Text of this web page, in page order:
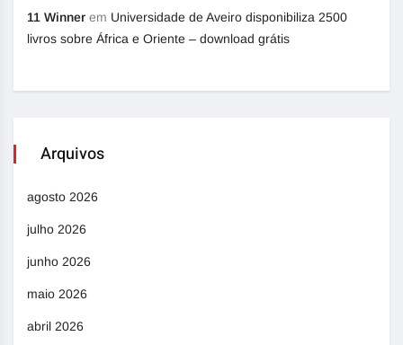
11 Winner em Universidade de Aveiro disponibiliza 2500
livros sobre África e Oriente – download grátis
Arquivos
agosto 2026
julho 2026
junho 2026
maio 2026
abril 2026